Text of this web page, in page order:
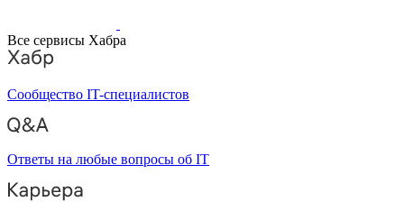
Все сервисы Хабра
Сообщество IT-специалистов
Ответы на любые вопросы об IT